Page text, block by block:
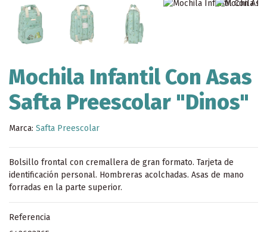
Mochila Infantil Con Asas
Safta Preescolar "Dinos"
Marca: Safta Preescolar
Bolsillo frontal con cremallera de gran formato. Tarjeta de
identificación personal. Hombreras acolchadas. Asas de mano
forradas en la parte superior.
Referencia